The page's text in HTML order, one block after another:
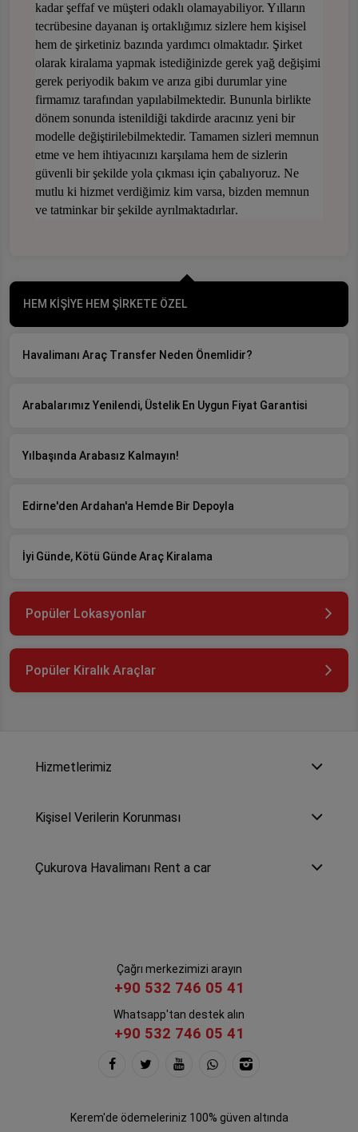
kadar şeffaf ve müşteri odaklı olamayabiliyor. Yılların
tecrübesine dayanan iş ortaklığımız sizlere hem kişisel
hem de şirketiniz bazında yardımcı olmaktadır. Şirket
olarak kiralama yapmak istediğinizde gerek yağ değişimi
gerek periyodik bakım ve arıza gibi durumlar yine
firmamız tarafından yapılabilmektedir. Bununla birlikte
dönem sonunda istenildiği takdirde aracınız yeni bir
modelle değiştirilebilmektedir. Tamamen sizleri memnun
etme ve hem ihtiyacınızı karşılama hem de sizlerin
güvenli bir şekilde yola çıkması için çabalıyoruz. Ne
mutlu ki hizmet verdiğimiz kim varsa, bizden memnun
ve tatminkar bir şekilde ayrılmaktadırlar.
HEM KİŞİYE HEM ŞİRKETE ÖZEL
Havalimanı Araç Transfer Neden Önemlidir?
Arabalarımız Yenilendi, Üstelik En Uygun Fiyat Garantisi
Yılbaşında Arabasız Kalmayın!
Edirne'den Ardahan'a Hemde Bir Depoyla
İyi Günde, Kötü Günde Araç Kiralama
Popüler Lokasyonlar
Popüler Kiralık Araçlar
Hizmetlerimiz
Kişisel Verilerin Korunması
Çukurova Havalimanı Rent a car
Çağrı merkezimizi arayın
+90 532 746 05 41
Whatsapp'tan destek alın
+90 532 746 05 41
Kerem'de ödemeleriniz 100% güven altında